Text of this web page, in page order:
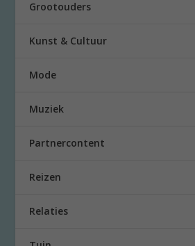
Grootouders
Kunst & Cultuur
Mode
Muziek
Partnercontent
Reizen
Relaties